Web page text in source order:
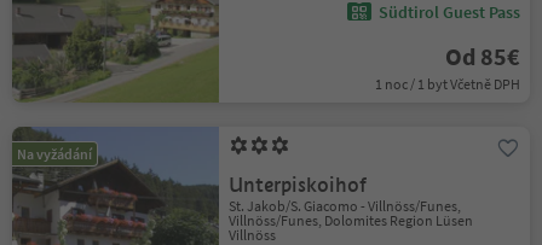
Südtirol Guest Pass
Od 85€
1 noc / 1 byt Včetně DPH
Na vyžádání
Unterpiskoihof
St. Jakob/S. Giacomo - Villnöss/Funes,
Villnöss/Funes, Dolomites Region Lüsen
Villnöss